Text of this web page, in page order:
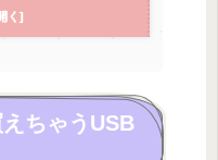
ちゃうUSB